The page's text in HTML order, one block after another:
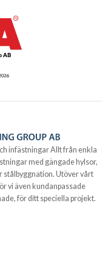
infästningar Allt från enkla
med gängade hylsor,
stålbyggnation. Utöver vårt
vi även kundanpassade
för ditt speciella projekt.